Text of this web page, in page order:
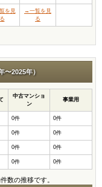
を見
る
→一覧を見
る
〜2025年）
中古マンショ
ン
事業用
0件 0件
0件 0件
0件 0件
0件 0件
数の推移です。